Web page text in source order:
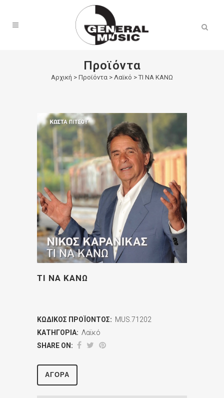
Προϊόντα
Αρχική > Προϊόντα > Λαϊκό > ΤΙ ΝΑ ΚΑΝΩ
ΤΙ ΝΑ ΚΑΝΩ
ΚΩΔΙΚΌΣ ΠΡΟΪΌΝΤΟΣ: MUS.71202
ΚΑΤΗΓΟΡΊΑ: Λαϊκό
SHARE ON:
ΑΓΟΡΆ